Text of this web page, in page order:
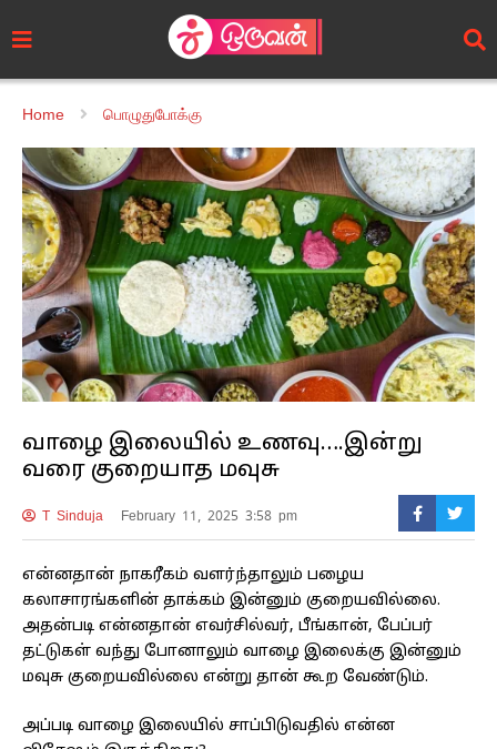
Home பொழுதுபோக்கு
வாழை இலையில் உணவு….இன்று
வரை குறையாத மவுசு
T Sinduja February 11, 2025 3:58 pm
என்னதான் நாகரீகம் வளர்ந்தாலும் பழைய
கலாசாரங்களின் தாக்கம் இன்னும் குறையவில்லை.
அதன்படி என்னதான் எவர்சில்வர், பீங்கான், பேப்பர்
தட்டுகள் வந்து போனாலும் வாழை இலைக்கு இன்னும்
மவுசு குறையவில்லை என்று தான் கூற வேண்டும்.
அப்படி வாழை இலையில் சாப்பிடுவதில் என்ன